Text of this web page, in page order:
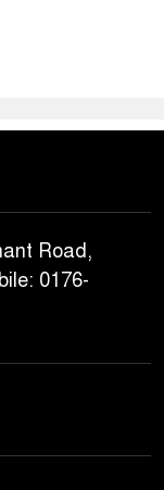
Road,
0176-